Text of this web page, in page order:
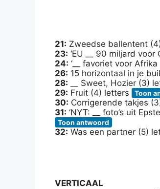
21: Zweedse ballentent
23: ‘EU __ 90 miljard voor
24: ‘__ favoriet voor
26: 15 horizontaal in je
28: __ Sweet, Hozier (3)
29: Fruit (4) letters Toon
30: Corrigerende takjes
31: ‘NYT: __ foto’s uit
Toon antwoord
32: Was een partner (5)
VERTICAAL